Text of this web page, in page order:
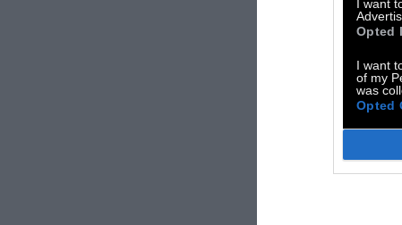
I want
Opted
I want
of my
was
Opted